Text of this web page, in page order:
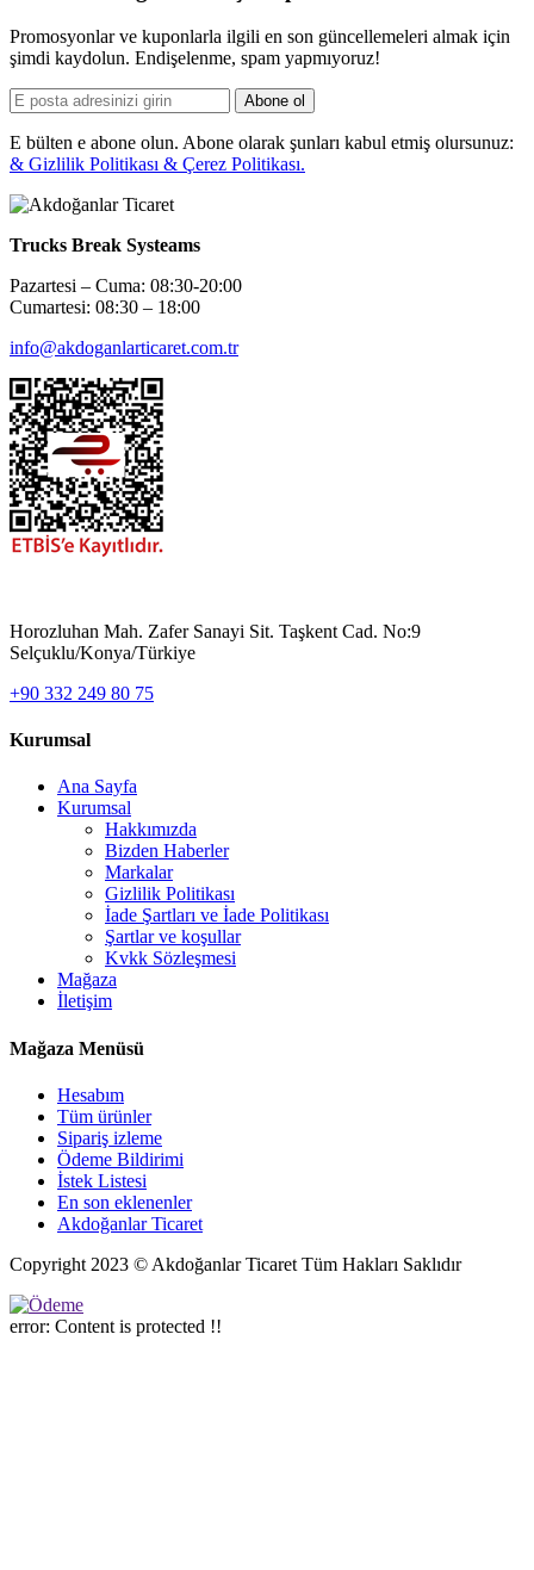
Promosyonlar ve kuponlarla ilgili en son güncellemeleri almak için
şimdi kaydolun. Endişelenme, spam yapmıyoruz!
Abone ol
E bülten e abone olun. Abone olarak şunları kabul etmiş olursunuz:
& Gizlilik Politikası & Çerez Politikası.
Trucks Break Systeams
Pazartesi – Cuma: 08:30-20:00
Cumartesi: 08:30 – 18:00
info@akdoganlarticaret.com.tr
Horozluhan Mah. Zafer Sanayi Sit. Taşkent Cad. No:9
Selçuklu/Konya/Türkiye
+90 332 249 80 75
Kurumsal
Ana Sayfa
Kurumsal
Hakkımızda
Bizden Haberler
Markalar
Gizlilik Politikası
İade Şartları ve İade Politikası
Şartlar ve koşullar
Kvkk Sözleşmesi
Mağaza
İletişim
Mağaza Menüsü
Hesabım
Tüm ürünler
Sipariş izleme
Ödeme Bildirimi
İstek Listesi
En son eklenenler
Akdoğanlar Ticaret
Copyright 2023 © Akdoğanlar Ticaret Tüm Hakları Saklıdır
error: Content is protected !!